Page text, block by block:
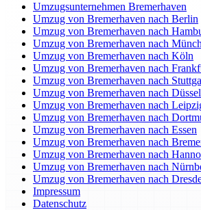
Umzugsunternehmen Bremerhaven
Umzug von Bremerhaven nach Berlin
Umzug von Bremerhaven nach
Umzug von Bremerhaven nach
Umzug von Bremerhaven nach Köln
Umzug von Bremerhaven nach
Umzug von Bremerhaven nach
Umzug von Bremerhaven nach
Umzug von Bremerhaven nach
Umzug von Bremerhaven nach
Umzug von Bremerhaven nach Essen
Umzug von Bremerhaven nach
Umzug von Bremerhaven nach
Umzug von Bremerhaven nach
Umzug von Bremerhaven nach
Impressum
Datenschutz